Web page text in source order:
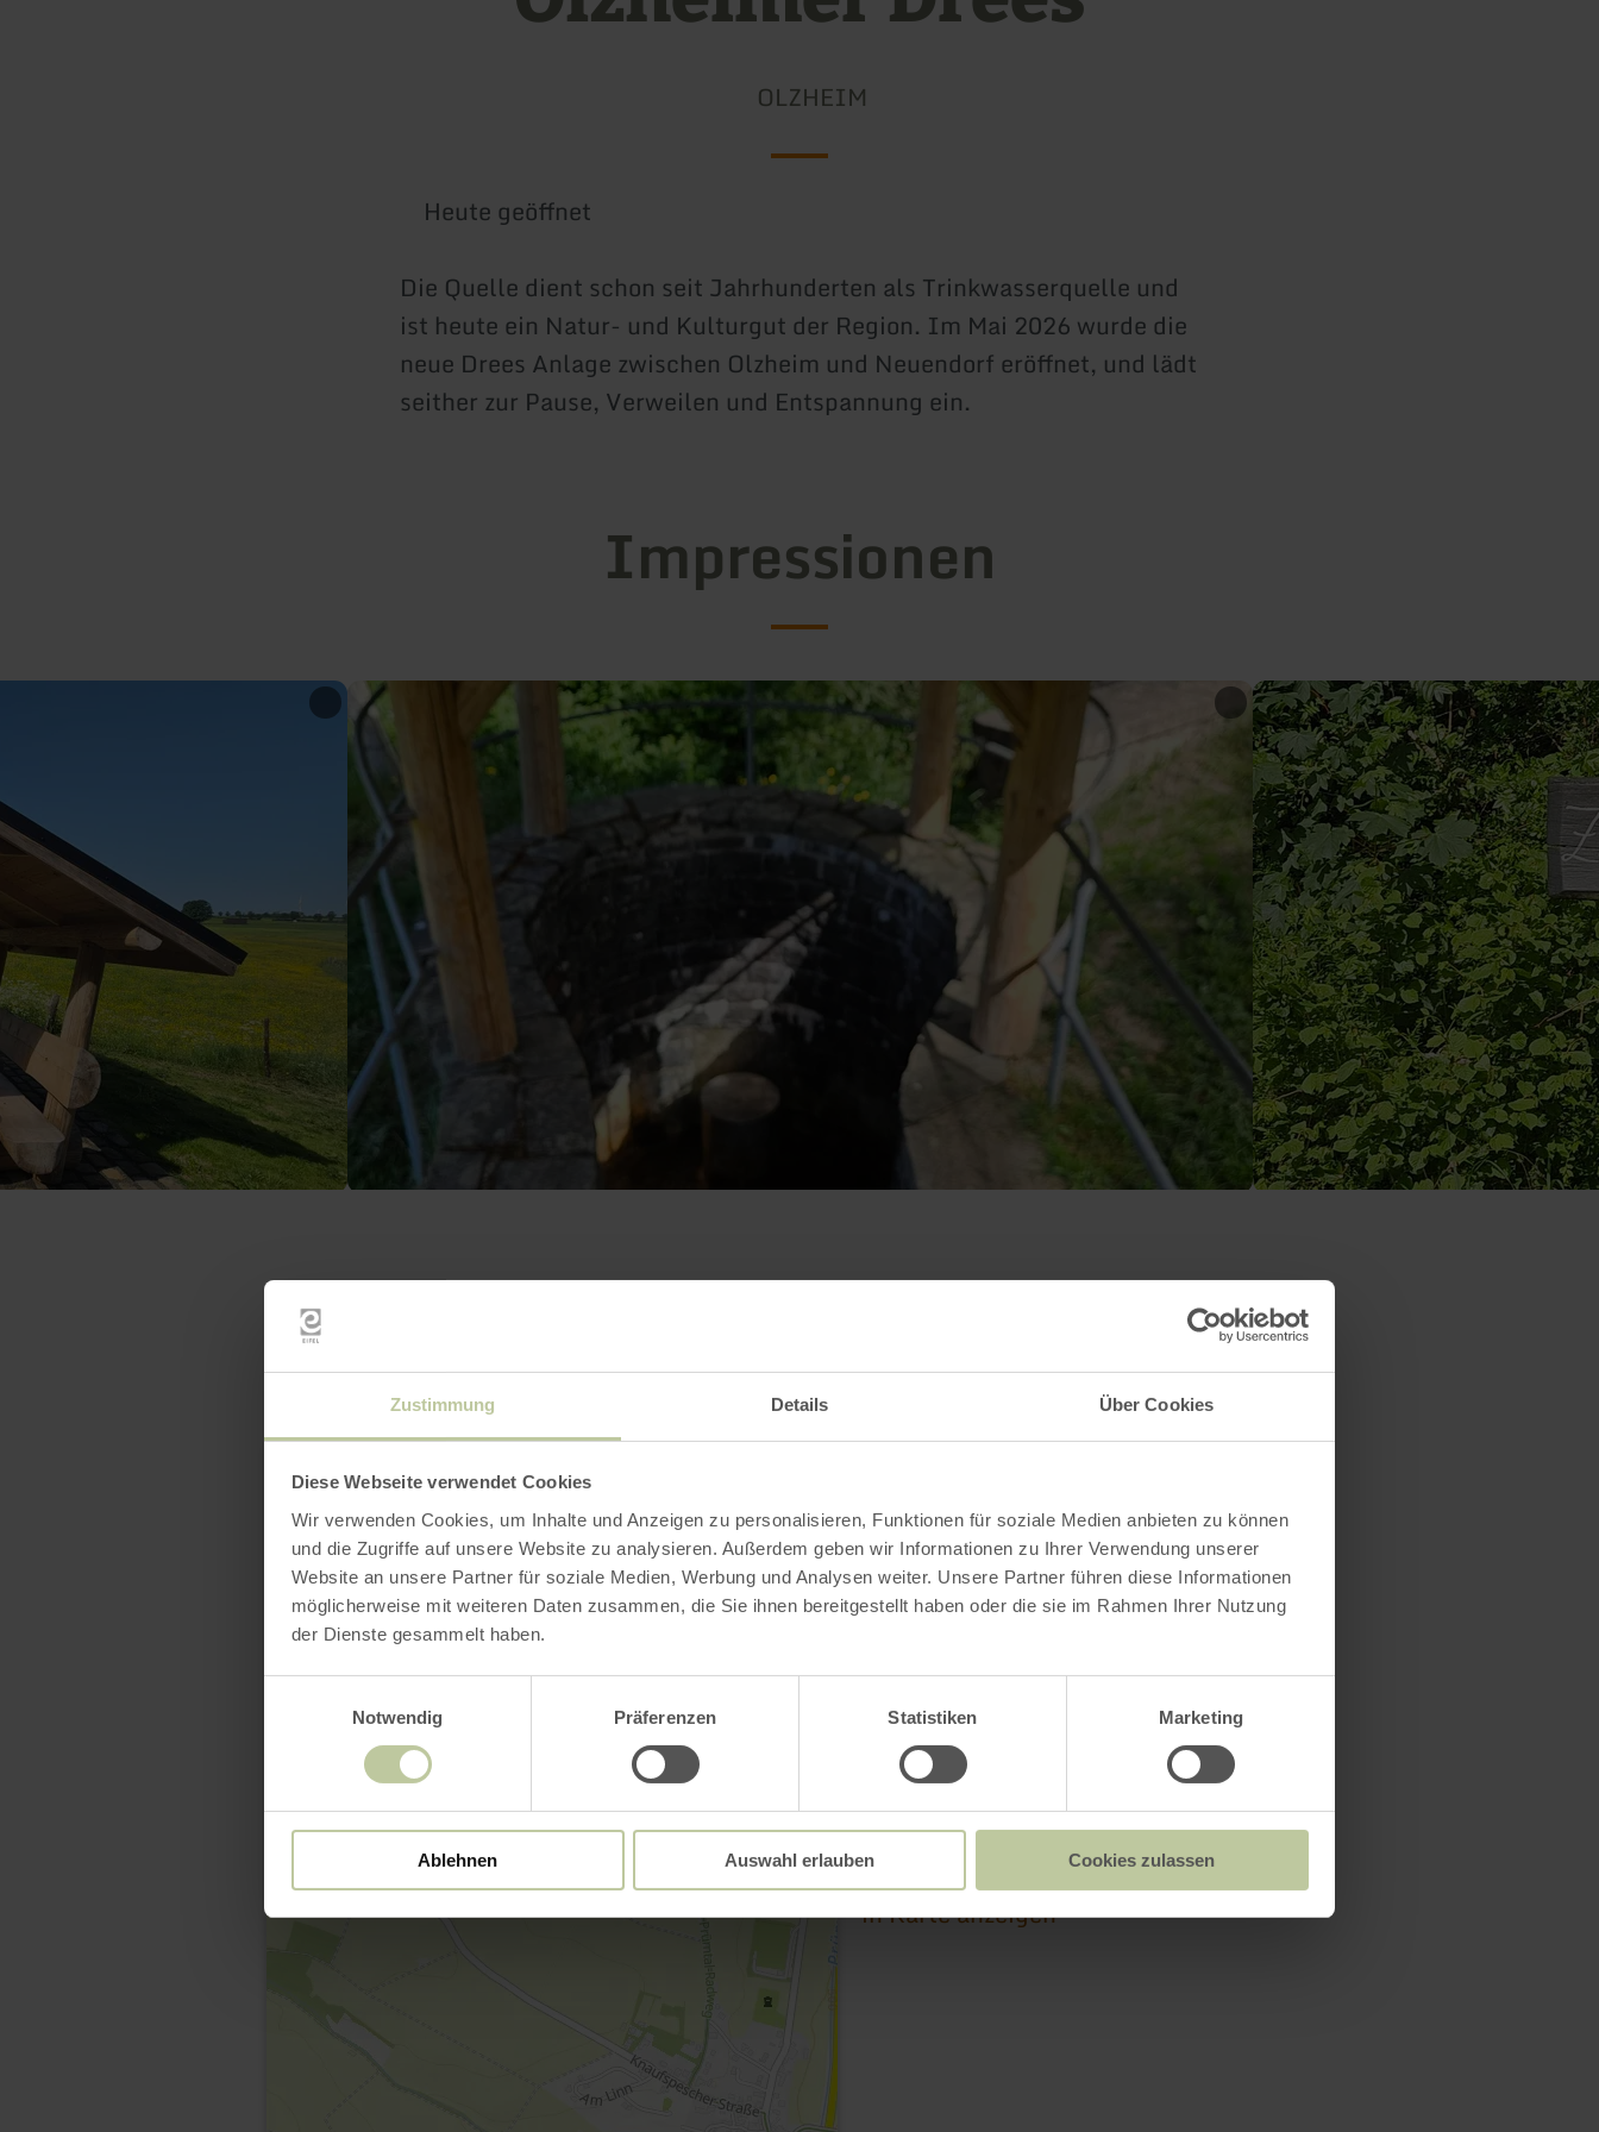
Zustimmung Details Über Cookies
Diese Webseite verwendet Cookies
Wir verwenden Cookies, um Inhalte und Anzeigen zu personalisieren, Funktionen für soziale Medien anbieten zu können
und die Zugriffe auf unsere Website zu analysieren. Außerdem geben wir Informationen zu Ihrer Verwendung unserer
Website an unsere Partner für soziale Medien, Werbung und Analysen weiter. Unsere Partner führen diese Informationen
möglicherweise mit weiteren Daten zusammen, die Sie ihnen bereitgestellt haben oder die sie im Rahmen Ihrer Nutzung
der Dienste gesammelt haben.
Notwendig
Präferenzen Statistiken Marketing
Ablehnen Auswahl erlauben Cookies zulassen
OLZHEIM
Heute geöffnet
Die Quelle dient schon seit Jahrhunderten als Trinkwasserquelle und
ist heute ein Natur- und Kulturgut der Region. Im Mai 2026 wurde die
neue Drees Anlage zwischen Olzheim und Neuendorf eröffnet, und lädt
seither zur Pause, Verweilen und Entspannung ein.
Impressionen
Olzheimer Drees
54597 Olzheim
Anreise planen
in Karte anzeigen